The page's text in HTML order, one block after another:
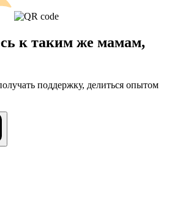
к таким же мамам,
поддержку, делиться опытом